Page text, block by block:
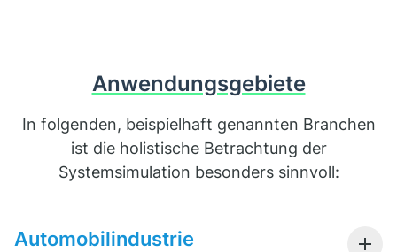
Anwendungsgebiete
In folgenden, beispielhaft genannten Branchen
ist die holistische Betrachtung der
Systemsimulation besonders sinnvoll:
Automobilindustrie